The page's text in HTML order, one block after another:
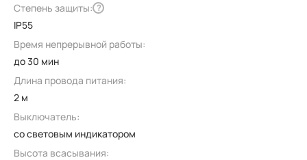
Степень защиты: ?
IP55
Время непрерывной работы:
до 30 мин
Длина провода питания:
2 м
Выключатель:
со световым индикатором
Высота всасывания: